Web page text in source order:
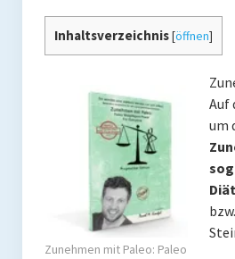
Shop
Abnehmen mit Paleo
Zunehmen mit Paleo
Paleo Gehirn-Pflege
Paleo Fitness
Inhaltsverzeichnis[öffnen]
Zunehmen mit Paleo: Paleo
Auf
um
Diät
bzw.